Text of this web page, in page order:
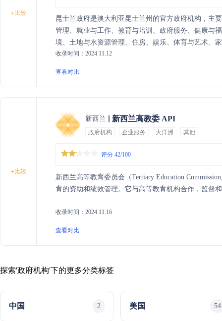
+比较
昆士兰政府是澳大利亚昆士兰州的官方政府机构，主
管理、就业与工作、教育与培训、政府服务、健康与
境、土地与水资源管理、住房、娱乐、体育与艺术、
斯海峡岛民服务以及老年人服务。昆士兰政府通过其
收录时间：2024.11.12
查看对比
+比较
新西兰 新西兰高教委 API
政府机构 企业服务 大洋洲 其他
评分 42/100
新西兰高等教育委员会（Tertiary Education
育的资助和绩效管理。它与高等教育机构合作，监督
收录时间：2024.11.16
查看对比
探索'政府机构'下的更多分类标签
中国 2 美国 54